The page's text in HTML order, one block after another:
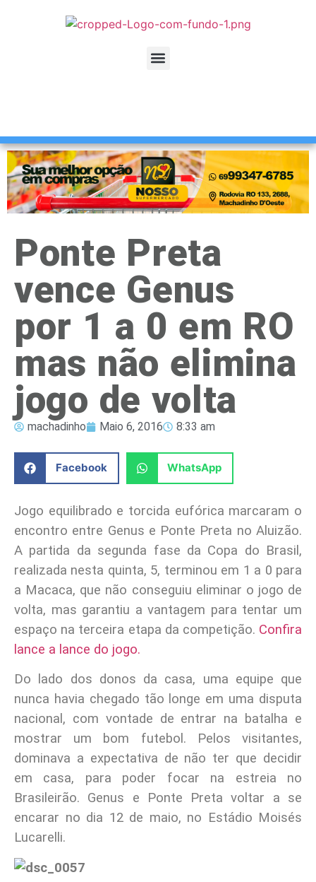
Ponte Preta
vence Genus
por 1 a 0 em RO
mas não elimina
jogo de volta
machadinho Maio 6, 2016 8:33 am
Facebook WhatsApp
Jogo equilibrado e torcida eufórica marcaram o
encontro entre Genus e Ponte Preta no Aluizão.
A partida da segunda fase da Copa do Brasil,
realizada nesta quinta, 5, terminou em 1 a 0 para
a Macaca, que não conseguiu eliminar o jogo de
volta, mas garantiu a vantagem para tentar um
espaço na terceira etapa da competição. Confira
lance a lance do jogo.
Do lado dos donos da casa, uma equipe que
nunca havia chegado tão longe em uma disputa
nacional, com vontade de entrar na batalha e
mostrar um bom futebol. Pelos visitantes,
dominava a expectativa de não ter que decidir
em casa, para poder focar na estreia no
Brasileirão. Genus e Ponte Preta voltar a se
encarar no dia 12 de maio, no Estádio Moisés
Lucarelli.